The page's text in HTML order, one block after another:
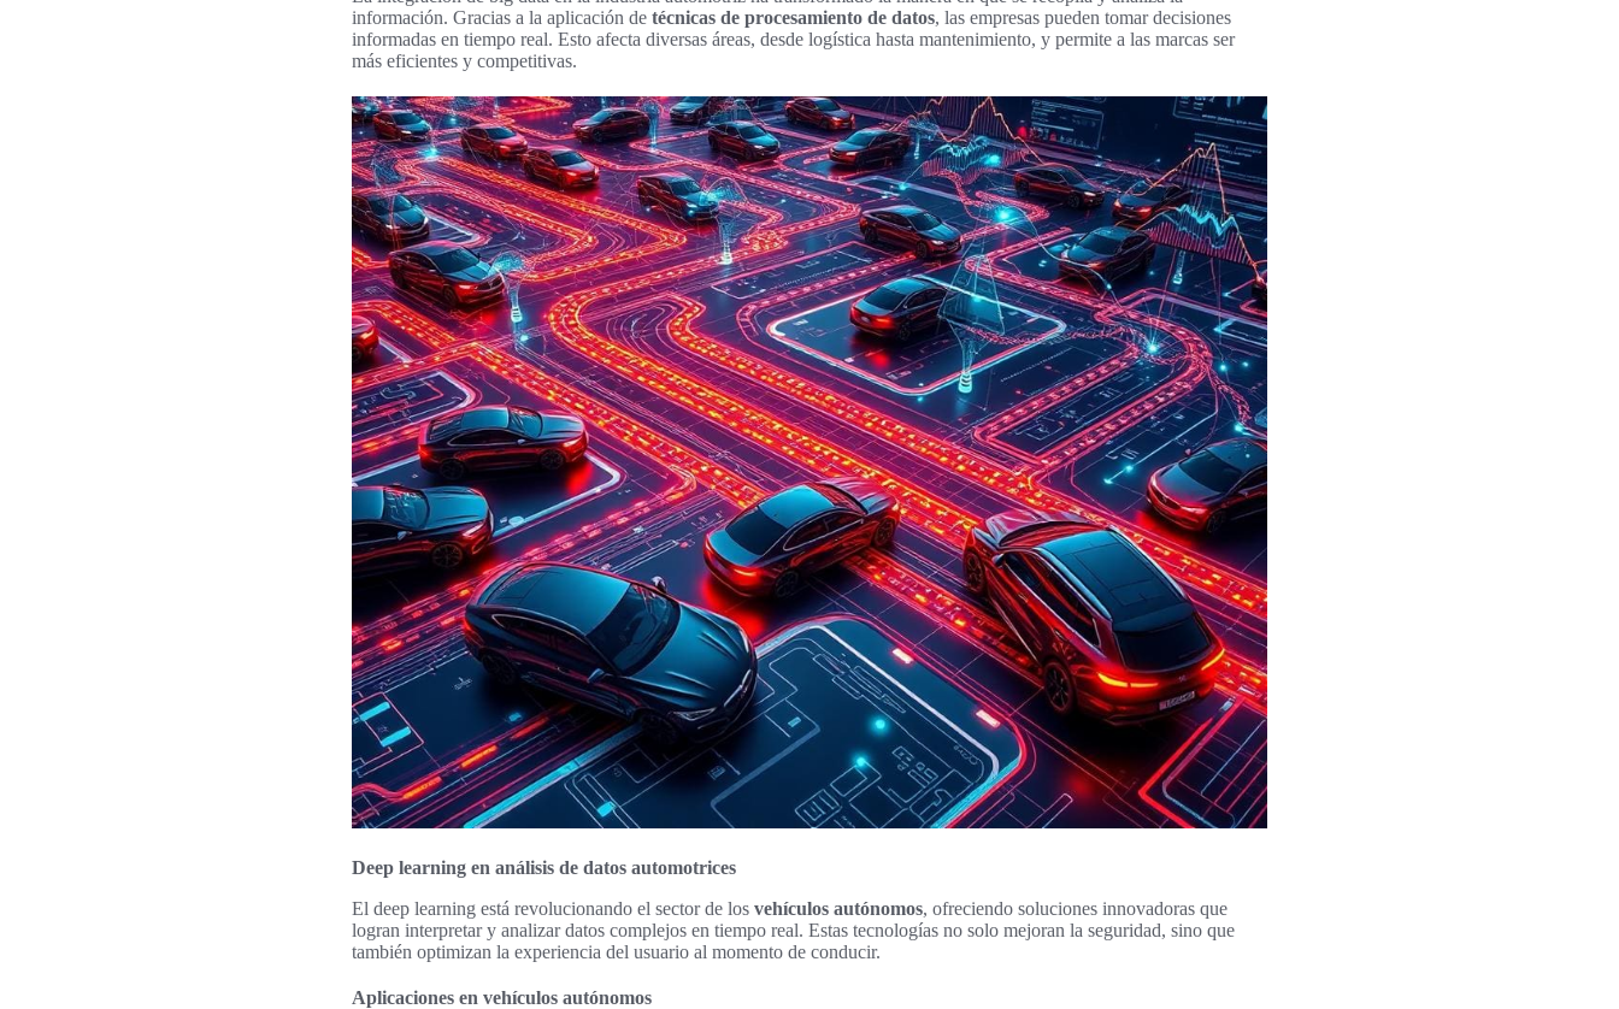
información. Gracias a la aplicación de técnicas de procesamiento de datos, las empresas pueden tomar decisiones
informadas en tiempo real. Esto afecta diversas áreas, desde logística hasta mantenimiento, y permite a las marcas ser
más eficientes y competitivas.
Deep learning en análisis de datos automotrices
El deep learning está revolucionando el sector de los vehículos autónomos, ofreciendo soluciones innovadoras que
logran interpretar y analizar datos complejos en tiempo real. Estas tecnologías no solo mejoran la seguridad, sino que
también optimizan la experiencia del usuario al momento de conducir.
Aplicaciones en vehículos autónomos